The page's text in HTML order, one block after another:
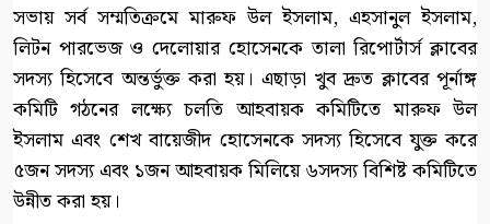
‎সভায় সর্ব সম্মতিক্রমে মারুফ উল ইসলাম, এহসানুল ইসলাম,
লিটন পারভেজ ও দেলোয়ার হোসেনকে তালা রিপোর্টার্স ক্লাবের
সদস্য হিসেবে অন্তর্ভুক্ত করা হয়। এছাড়া খুব দ্রুত ক্লাবের পূর্নাঙ্গ
কমিটি গঠনের লক্ষ্যে চলতি আহবায়ক কমিটিতে মারুফ উল
ইসলাম এবং শেখ বায়েজীদ হোসেনকে সদস্য হিসেবে যুক্ত করে
৫জন সদস্য এবং ১জন আহবায়ক মিলিয়ে ৬সদস্য বিশিষ্ট কমিটিতে
উন্নীত করা হয়।